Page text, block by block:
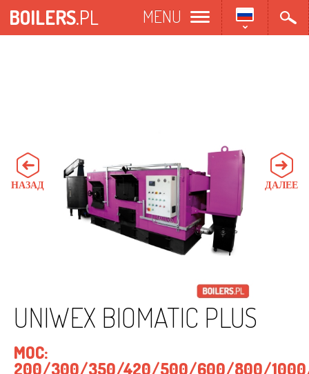
BOILERS.PL MENU
UNIWEX BIOMATIC PLUS
MOC:
200/300/350/420/500/600/800/
НАЗАД ДАЛЕЕ